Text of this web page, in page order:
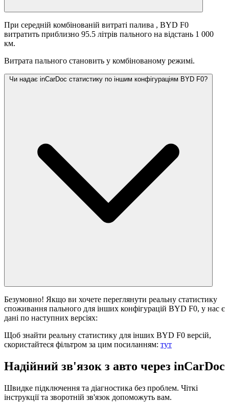
При середній комбінованій витраті палива , BYD F0
витратить приблизно 95.5 літрів пального на відстань 1 000
км.
Витрата пального становить у комбінованому режимі.
Чи надає inCarDoc статистику по іншим конфігураціям BYD F0?
Безумовно! Якщо ви хочете переглянути реальну статистику
споживання пального для інших конфігурацій BYD F0, у нас є
дані по наступних версіях:
Щоб знайти реальну статистику для інших BYD F0 версій,
скористайтеся фільтром за цим посиланням: тут
Надійний зв'язок з авто через inCarDoc
Швидке підключення та діагностика без проблем. Чіткі
інструкції та зворотній зв'язок допоможуть вам.